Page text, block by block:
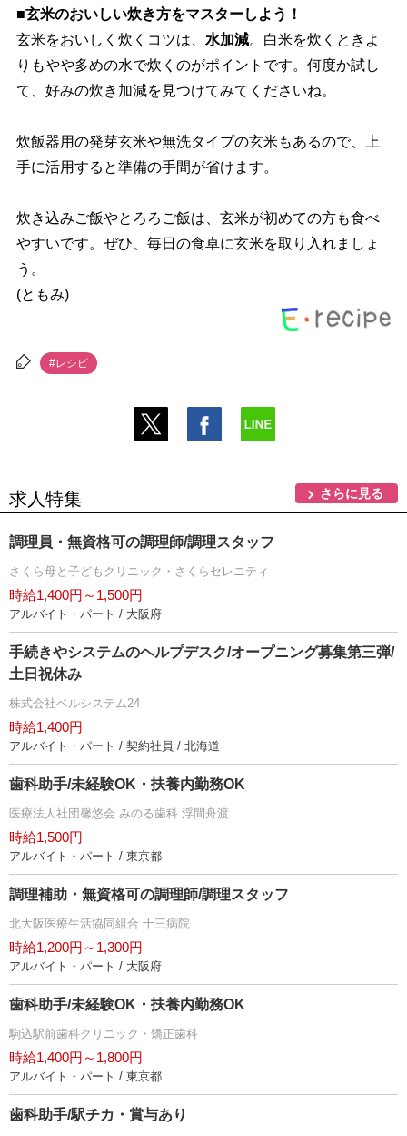
■玄米のおいしい炊き方をマスターしよう！
玄米をおいしく炊くコツは、 水加減。白米を炊くときよ
りもやや多めの水で炊くのがポイントです。何度か試し
て、好みの炊き加減を見つけてみてくださいね。
炊飯器用の発芽玄米や無洗タイプの玄米もあるので、上
手に活用すると準備の手間が省けます。
炊き込みご飯やとろろご飯は、玄米が初めての方も食べ
すいです。ぜひ、毎日の食卓に玄米を取り入れましょ
う。
(ともみ)
#レシピ
求人特集 さらに見る
調理員・無資格可の調理師/調理スタッフ
さくら母と子どもクリニック・さくらセレニティ
時給1,400円～1,500円
アルバイト・パート / 大阪府
手続きやシステムのヘルプデスク/オープニング募集第三弾/
土日祝休み
株式会社ベルシステム24
時給1,400円
アルバイト・パート / 契約社員 / 北海道
歯科助手/未経験OK・扶養内勤務OK
医療法人社団馨悠会 みのる歯科 浮間舟渡
時給1,500円
アルバイト・パート / 東京都
調理補助・無資格可の調理師/調理スタッフ
北大阪医療生活協同組合 十三病院
時給1,200円～1,300円
アルバイト・パート / 大阪府
歯科助手/未経験OK・扶養内勤務OK
駒込駅前歯科クリニック・矯正歯科
時給1,400円～1,800円
アルバイト・パート / 東京都
歯科助手/駅チカ・賞与あり